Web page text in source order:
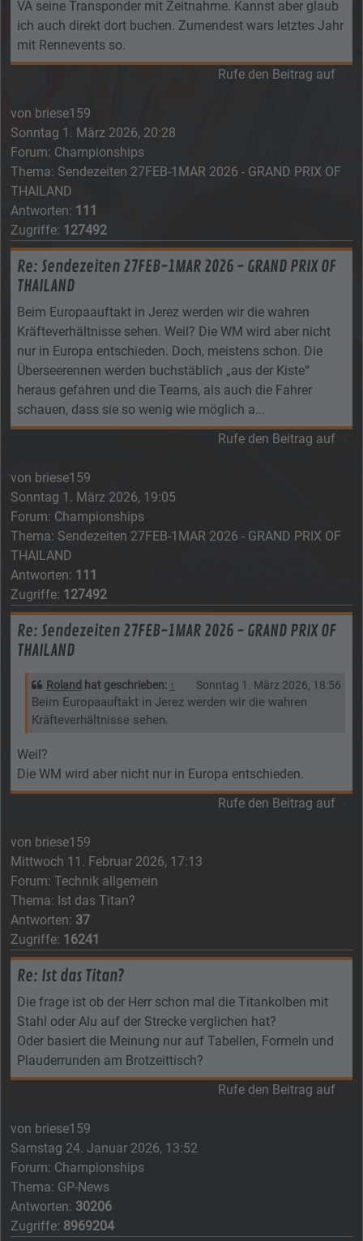
VA seine Transponder mit Zeitnahme. Kannst aber glaub
ich auch direkt dort buchen. Zumendest wars letztes Jahr
mit Rennevents so.
Rufe den Beitrag auf
von briese159
Sonntag 1. März 2026, 20:28
Forum: Championships
Thema: Sendezeiten 27FEB-1MAR 2026 - GRAND PRIX OF
THAILAND
Antworten: 111
Zugriffe: 127492
Re: Sendezeiten 27FEB-1MAR 2026 - GRAND PRIX OF
THAILAND
Beim Europaauftakt in Jerez werden wir die wahren
Kräfteverhältnisse sehen. Weil? Die WM wird aber nicht
nur in Europa entschieden. Doch, meistens schon. Die
Überseerennen werden buchstäblich „aus der Kiste“
heraus gefahren und die Teams, als auch die Fahrer
schauen, dass sie so wenig wie möglich a...
Rufe den Beitrag auf
von briese159
Sonntag 1. März 2026, 19:05
Forum: Championships
Thema: Sendezeiten 27FEB-1MAR 2026 - GRAND PRIX OF
THAILAND
Antworten: 111
Zugriffe: 127492
Re: Sendezeiten 27FEB-1MAR 2026 - GRAND PRIX OF
THAILAND
Roland hat geschrieben: ↑ Sonntag 1. März 2026, 18:56
Beim Europaauftakt in Jerez werden wir die wahren
Kräfteverhältnisse sehen.
Weil?
Die WM wird aber nicht nur in Europa entschieden.
Rufe den Beitrag auf
von briese159
Mittwoch 11. Februar 2026, 17:13
Forum: Technik allgemein
Thema: Ist das Titan?
Antworten: 37
Zugriffe: 16241
Re: Ist das Titan?
Die frage ist ob der Herr schon mal die Titankolben mit
Stahl oder Alu auf der Strecke verglichen hat?
Oder basiert die Meinung nur auf Tabellen, Formeln und
Plauderrunden am Brotzeittisch?
Rufe den Beitrag auf
von briese159
Samstag 24. Januar 2026, 13:52
Forum: Championships
Thema: GP-News
Antworten: 30206
Zugriffe: 8969204